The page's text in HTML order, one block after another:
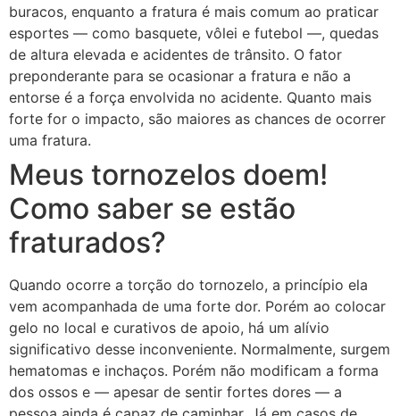
buracos, enquanto a fratura é mais comum ao praticar
esportes — como basquete, vôlei e futebol —, quedas
de altura elevada e acidentes de trânsito. O fator
preponderante para se ocasionar a fratura e não a
entorse é a força envolvida no acidente. Quanto mais
forte for o impacto, são maiores as chances de ocorrer
uma fratura.
Meus tornozelos doem!
Como saber se estão
fraturados?
Quando ocorre a torção do tornozelo, a princípio ela
vem acompanhada de uma forte dor. Porém ao colocar
gelo no local e curativos de apoio, há um alívio
significativo desse inconveniente. Normalmente, surgem
hematomas e inchaços. Porém não modificam a forma
dos ossos e — apesar de sentir fortes dores — a